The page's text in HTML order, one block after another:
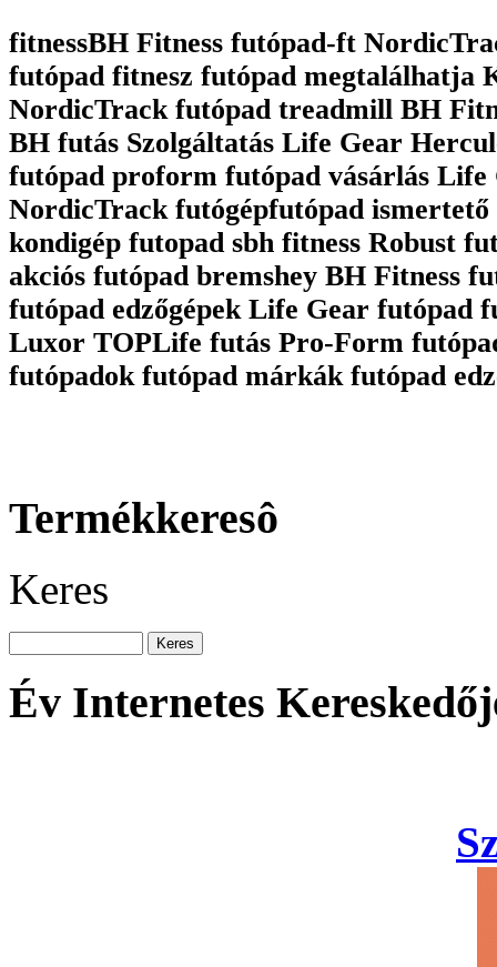
fitnessBH Fitness futópad-ft
futópad fitnesz futópad megtalálhatja
NordicTrack futópad treadmill BH
BH futás Szolgáltatás Life Gear
futópad proform futópad vásárlás
NordicTrack futógépfutópad
kondigép futopad sbh fitness Robust
akciós futópad bremshey BH Fitness
futópad edzőgépek Life Gear futópad
Luxor TOPLife futás Pro-Form
futópadok futópad márkák futópad
Termékkeresô
Keres
Év Internetes